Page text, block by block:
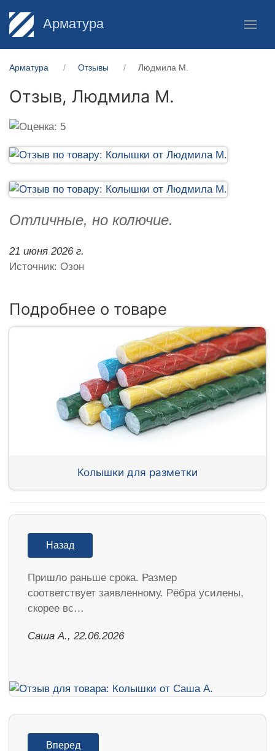
Арматура
Арматура Отзывы Людмила М.
Отзыв, Людмила М.
Отличные, но колючие.
21 июня 2026 г.
Источник: Озон
Подробнее о товаре
Колышки для разметки
Назад
Пришло раньше срока. Размер
соответствует заявленному. Рёбра усилены,
скорее вс…
Саша А., 22.06.2026
Вперед